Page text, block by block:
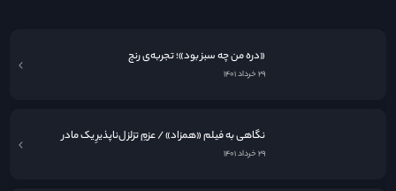
«دره من چه سبز بود»؛ تجربه‌ی رنج
۲۹ خرداد ۱۴۰۱
نگاهی به فيلم «همزاد» / عزمِ تزلزل‌ناپذیرِ یک مادر
۲۹ خرداد ۱۴۰۱